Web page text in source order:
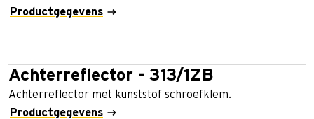
Productgegevens
Achterreflector - 313/1ZB
Achterreflector met kunststof schroefklem.
Productgegevens